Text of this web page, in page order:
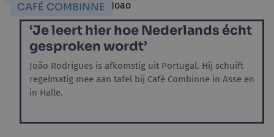
CAFÉ COMBINNE
‘Je leert hier hoe Nederlands écht
gesproken wordt’
João Rodrigues is afkomstig uit Portugal. Hij schuift
regelmatig mee aan tafel bij Café Combinne in Asse en
in Halle.